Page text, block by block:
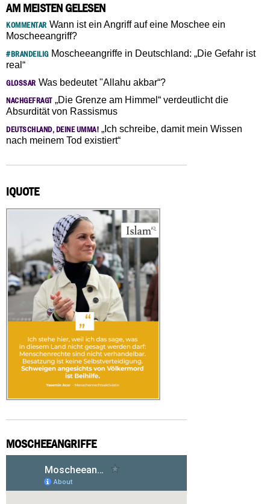
AM MEISTEN GELESEN
KOMMENTAR Wann ist ein Angriff auf eine Moschee ein
Moscheeangriff?
#BRANDEILIGMoscheeangriffe in Deutschland: „Die Gefahr ist
real“
GLOSSAR Was bedeutet "Allahu akbar“?
NACHGEFRAGT„Die Grenze am Himmel“ verdeutlicht die
Absurdität von Rassismus
DEUTSCHLAND, DEINE UMMA! „Ich schreibe, damit mein Wissen
nach meinem Tod existiert“
IQUOTE
MOSCHEEANGRIFFE